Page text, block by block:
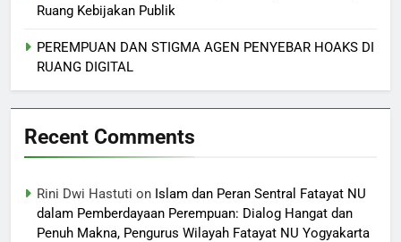
Ruang Kebijakan Publik
PEREMPUAN DAN STIGMA AGEN PENYEBAR HOAKS DI
RUANG DIGITAL
Recent Comments
Rini Dwi Hastuti on Islam dan Peran Sentral Fatayat NU
dalam Pemberdayaan Perempuan: Dialog Hangat dan
Penuh Makna, Pengurus Wilayah Fatayat NU Yogyakarta